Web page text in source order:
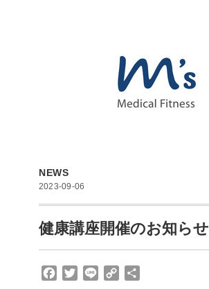
NEWS
2023-09-06
健康講座開催のお知らせ